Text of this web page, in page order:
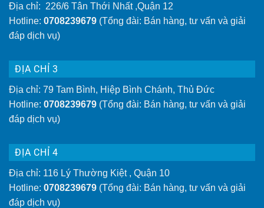
Địa chỉ: 226/6 Tân Thới Nhất ,Quận 12
Hotline: 0708239679 (Tổng đài: Bán hàng, tư vấn và giải
đáp dịch vụ)
ĐỊA CHỈ 3
Địa chỉ: 79 Tam Bình, Hiệp Bình Chánh, Thủ Đức
Hotline: 0708239679 (Tổng đài: Bán hàng, tư vấn và giải
đáp dịch vụ)
ĐỊA CHỈ 4
Địa chỉ: 116 Lý Thường Kiệt , Quận 10
Hotline: 0708239679 (Tổng đài: Bán hàng, tư vấn và giải
đáp dịch vụ)